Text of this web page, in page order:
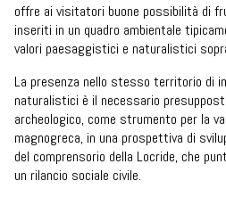
offre ai visitatori buone possibilità di
inseriti in un quadro ambientale
valori paesaggistici e naturalistici
La presenza nello stesso territorio di
naturalistici è il necessario
archeologico, come strumento per la
magnogreca, in una prospettiva di
del comprensorio della Locride, che
un rilancio sociale civile.